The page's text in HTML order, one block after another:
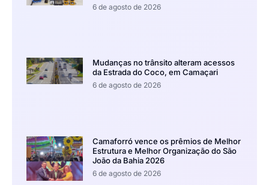
6 de agosto de 2026
Mudanças no trânsito alteram acessos
da Estrada do Coco, em Camaçari
6 de agosto de 2026
Camaforró vence os prêmios de Melhor
Estrutura e Melhor Organização do São
João da Bahia 2026
6 de agosto de 2026